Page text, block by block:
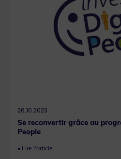
26.10.2023
Se reconvertir grâce au
People